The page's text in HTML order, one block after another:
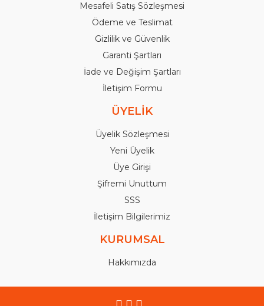
Mesafeli Satış Sözleşmesi
Ödeme ve Teslimat
Gizlilik ve Güvenlik
Garanti Şartları
İade ve Değişim Şartları
İletişim Formu
ÜYELİK
Üyelik Sözleşmesi
Yeni Üyelik
Üye Girişi
Şifremi Unuttum
SSS
İletişim Bilgilerimiz
KURUMSAL
Hakkımızda